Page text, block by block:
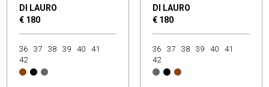
DI LAURO
€ 180
36 37 38 39 40
41
42
DI LAURO
€ 180
36 37 38 39 40
41
42